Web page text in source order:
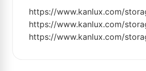
https://www.kanlux.com/
https://www.kanlux.com/
https://www.kanlux.com/